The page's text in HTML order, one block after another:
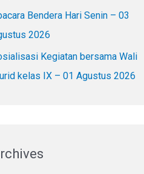
Bendera Hari Senin – 03
2026
Kegiatan bersama Wali
kelas IX – 01 Agustus 2026